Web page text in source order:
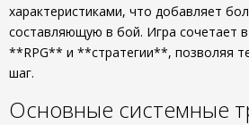
характеристиками, что добавляет
составляющую в бой. Игра сочетает
**RPG** и **стратегии**, позволяя
шаг.
Основные системные